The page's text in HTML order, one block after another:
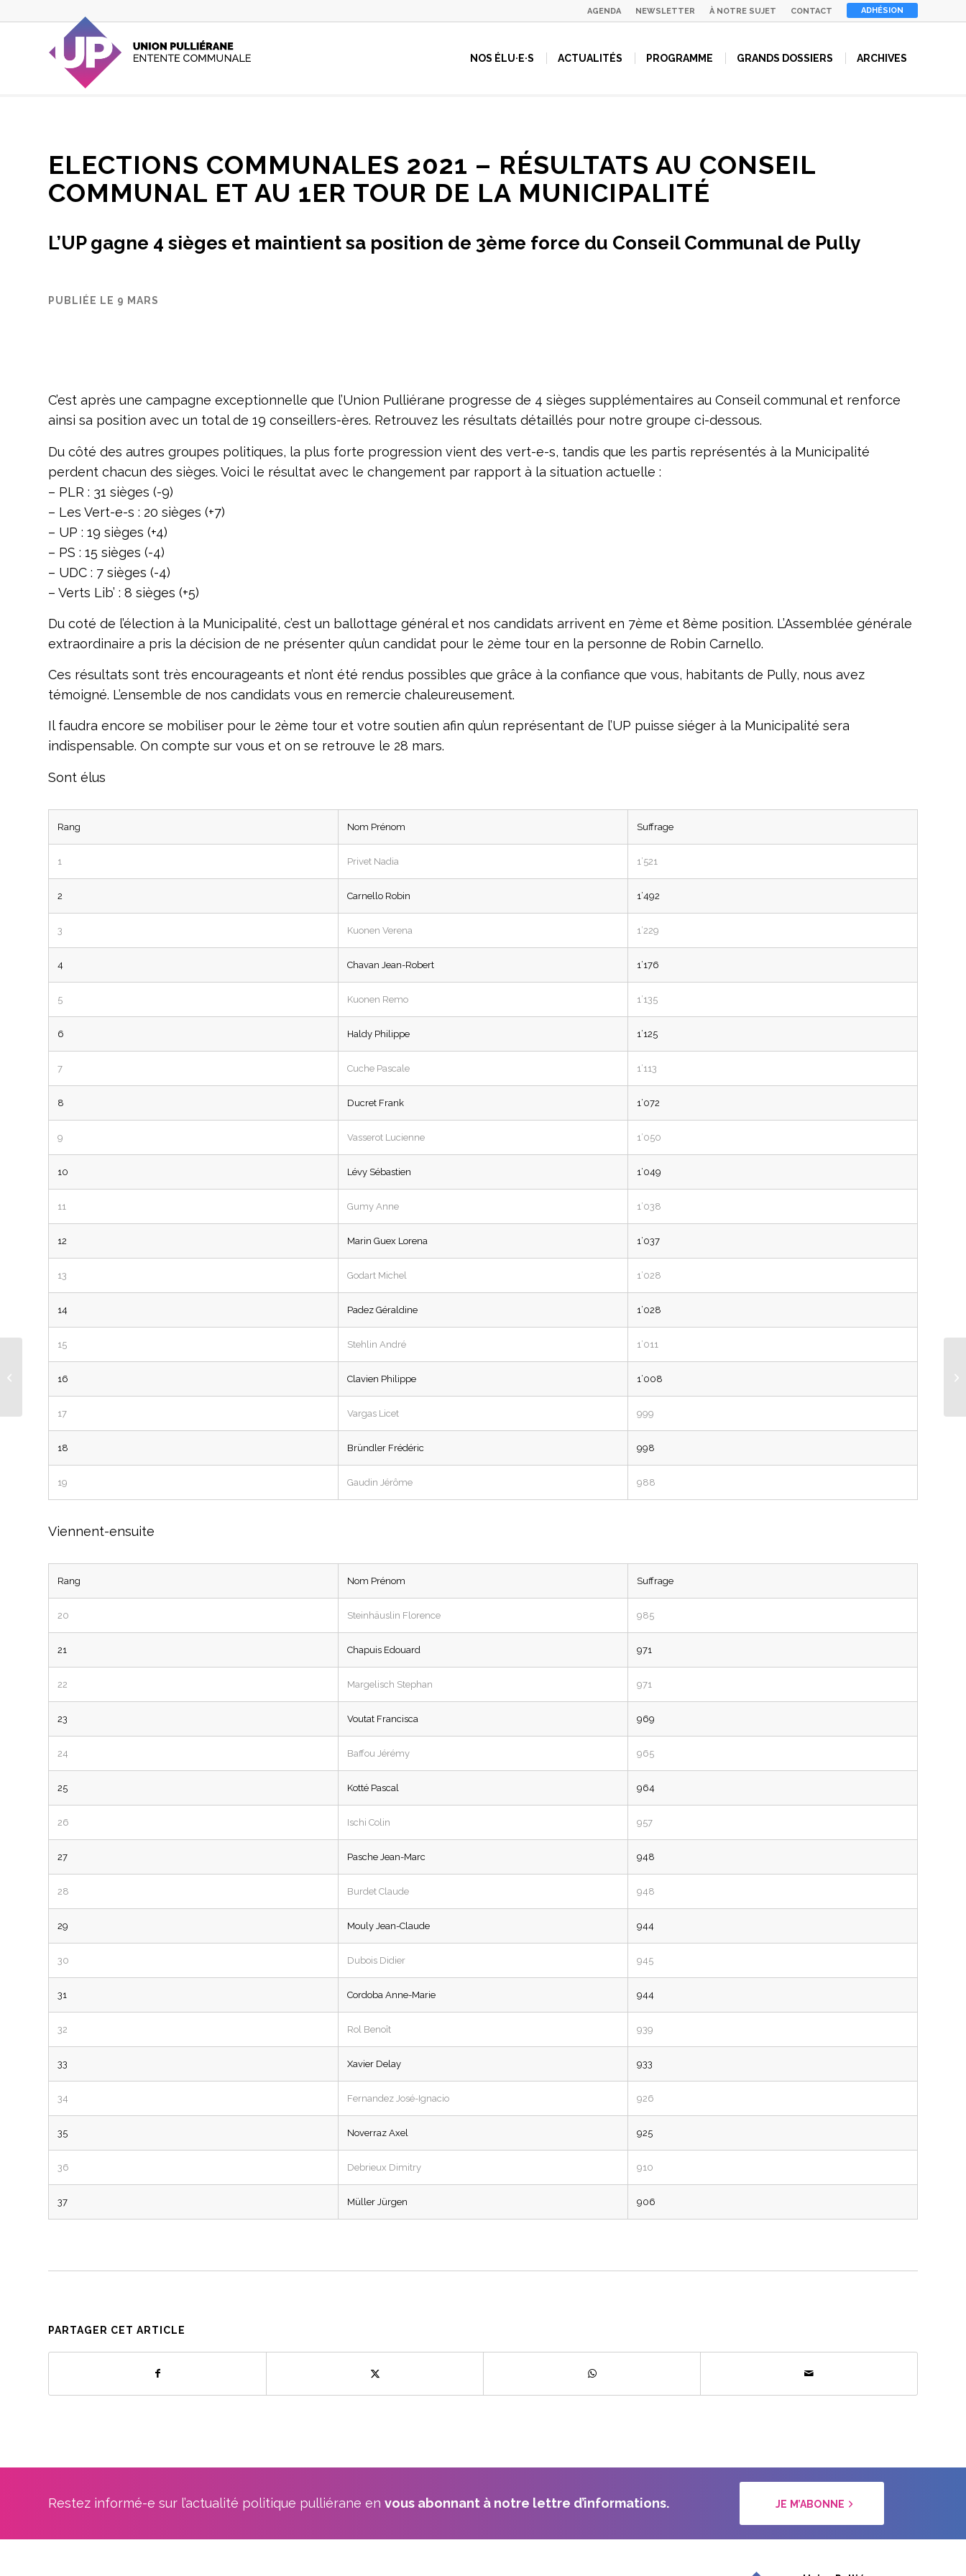
AGENDA NEWSLETTER À NOTRE SUJET CONTACT ADHÉSION
NOS ÉLU·E·S ACTUALITÉS PROGRAMME GRANDS DOSSIERS ARCHIVES
ELECTIONS COMMUNALES 2021 – RÉSULTATS AU CONSEIL
COMMUNAL ET AU 1ER TOUR DE LA MUNICIPALITÉ
L’UP gagne 4 sièges et maintient sa position de 3ème force du Conseil Communal de Pully
PUBLIÉE LE 9 MARS
C’est après une campagne exceptionnelle que l’Union Pulliérane progresse de 4 sièges supplémentaires au Conseil communal et renforce
ainsi sa position avec un total de 19 conseillers-ères. Retrouvez les résultats détaillés pour notre groupe ci-dessous.
Du côté des autres groupes politiques, la plus forte progression vient des vert-e-s, tandis que les partis représentés à la Municipalité
perdent chacun des sièges. Voici le résultat avec le changement par rapport à la situation actuelle :
– PLR : 31 sièges (-9)
– Les Vert-e-s : 20 sièges (+7)
– UP : 19 sièges (+4)
– PS : 15 sièges (-4)
– UDC : 7 sièges (-4)
– Verts Lib’ : 8 sièges (+5)
Du coté de l’élection à la Municipalité, c’est un ballottage général et nos candidats arrivent en 7ème et 8ème position. L’Assemblée générale
extraordinaire a pris la décision de ne présenter qu’un candidat pour le 2ème tour en la personne de Robin Carnello.
Ces résultats sont très encourageants et n’ont été rendus possibles que grâce à la confiance que vous, habitants de Pully, nous avez
témoigné. L’ensemble de nos candidats vous en remercie chaleureusement.
Il faudra encore se mobiliser pour le 2ème tour et votre soutien afin qu’un représentant de l’UP puisse siéger à la Municipalité sera
indispensable. On compte sur vous et on se retrouve le 28 mars.
Sont élus
Rang Nom Prénom Suffrage
1 Privet Nadia 1’521
2 Carnello Robin 1’492
3 Kuonen Verena 1’229
4 Chavan Jean-Robert 1’176
5 Kuonen Remo 1’135
6 Haldy Philippe 1’125
7 Cuche Pascale 1’113
8 Ducret Frank 1’072
9 Vasserot Lucienne 1’050
10 Lévy Sébastien 1’049
11 Gumy Anne 1’038
12 Marin Guex Lorena 1’037
13 Godart Michel 1’028
14 Padez Géraldine 1’028
15 Stehlin André 1’011
16 Clavien Philippe 1’008
17 Vargas Licet 999
18 Bründler Frédéric 998
19 Gaudin Jérôme 988
Viennent-ensuite
Rang Nom Prénom Suffrage
20 Steinhäuslin Florence 985
21 Chapuis Edouard 971
22 Margelisch Stephan 971
23 Voutat Francisca 969
24 Baffou Jérémy 965
25 Kotté Pascal 964
26 Ischi Colin 957
27 Pasche Jean-Marc 948
28 Burdet Claude 948
29 Mouly Jean-Claude 944
30 Dubois Didier 945
31 Cordoba Anne-Marie 944
32 Rol Benoît 939
33 Xavier Delay 933
34 Fernandez José-Ignacio 926
35 Noverraz Axel 925
36 Debrieux Dimitry 910
37 Müller Jürgen 906
PARTAGER CET ARTICLE
Restez informé-e sur l’actualité politique pulliérane en vous abonnant à notre lettre d’informations. JE M’ABONNE